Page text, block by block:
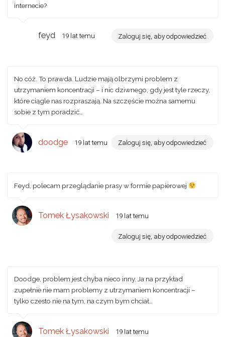
internecie?
feyd 19 lat temu Zaloguj się, aby odpowiedzieć
No cóż. To prawda. Ludzie mają olbrzymi problem z
utrzymaniem koncentracji – i nic dziwnego, gdy jest tyle rzeczy,
które ciągle nas rozpraszają. Na szczęście można samemu
sobie z tym poradzić…
doodge 19 lat temu Zaloguj się, aby odpowiedzieć
Feyd, polecam przeglądanie prasy w formie papierowej
Tomek Łysakowski 19 lat temu
Zaloguj się, aby odpowiedzieć
Doodge, problem jest chyba nieco inny. Ja na przykład
zupełnie nie mam problemy z utrzymaniem koncentracji –
tylko czesto nie na tym, na czym bym chciał…
Tomek Łysakowski 19 lat temu